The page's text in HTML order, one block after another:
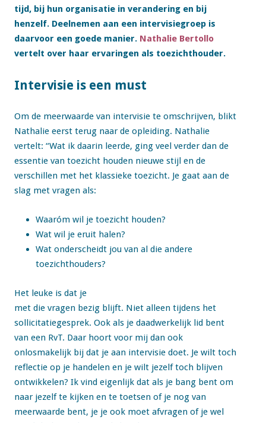
tijd, bij hun organisatie in verandering en bij
henzelf. Deelnemen aan een intervisiegroep is
daarvoor een goede manier. Nathalie Bertollo
vertelt over haar ervaringen als toezichthouder.
Intervisie is een must
Om de meerwaarde van intervisie te omschrijven, blikt
Nathalie eerst terug naar de opleiding. Nathalie
vertelt: “Wat ik daarin leerde, ging veel verder dan de
essentie van toezicht houden nieuwe stijl en de
verschillen met het klassieke toezicht. Je gaat aan de
slag met vragen als:
Waaróm wil je toezicht houden?
Wat wil je eruit halen?
Wat onderscheidt jou van al die andere
toezichthouders?
Het leuke is dat je
met die vragen bezig blijft. Niet alleen tijdens het
sollicitatiegesprek. Ook als je daadwerkelijk lid bent
van een RvT. Daar hoort voor mij dan ook
onlosmakelijk bij dat je aan intervisie doet. Je wilt toch
reflectie op je handelen en je wilt jezelf toch blijven
ontwikkelen? Ik vind eigenlijk dat als je bang bent om
naar jezelf te kijken en te toetsen of je nog van
meerwaarde bent, je je ook moet afvragen of je wel